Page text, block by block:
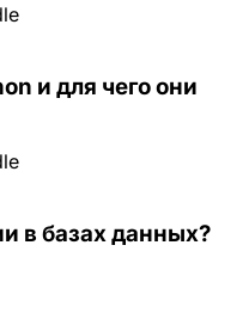
и для чего они
в базах данных?